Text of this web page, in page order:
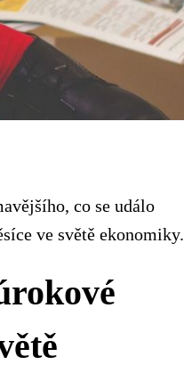
co se událo
ve světě ekonomiky.